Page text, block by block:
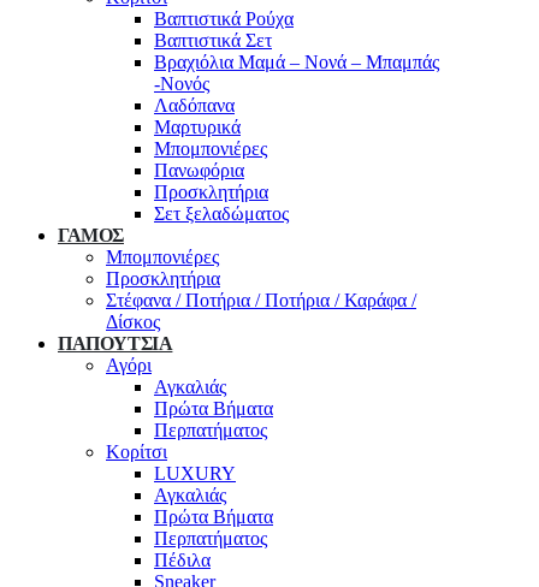
Βαπτιστικά Ρούχα
Βαπτιστικά Σετ
Βραχιόλια Μαμά – Νονά – Μπαμπάς
-Νονός
Λαδόπανα
Μαρτυρικά
Μπομπονιέρες
Πανωφόρια
Προσκλητήρια
Σετ ξελαδώματος
ΓΑΜΟΣ
Μπομπονιέρες
Προσκλητήρια
Στέφανα / Ποτήρια / Ποτήρια / Καράφα /
Δίσκος
ΠΑΠΟΥΤΣΙΑ
Αγόρι
Αγκαλιάς
Πρώτα Βήματα
Περπατήματος
Κορίτσι
LUXURY
Αγκαλιάς
Πρώτα Βήματα
Περπατήματος
Πέδιλα
Sneaker